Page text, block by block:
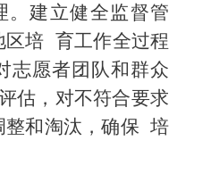
。建立健全监督管
区培 育工作全过程
志愿者团队和群众
估，对不符合要求
和淘汰，确保 培